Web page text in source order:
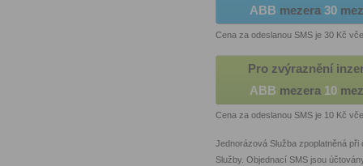
ABB mezera 30
Cena za odeslanou SMS je 30 Kč
Pro zvýraznění
ABB mezera 10
Cena za odeslanou SMS je 10 Kč
Jednorázová Služba zpoplatněná
Služby. Objednací SMS jsou